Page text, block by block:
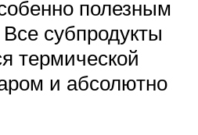
полезным
субпродукты
термической
и абсолютно